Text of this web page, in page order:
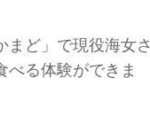
まど」で現役海女さ
べる体験ができま